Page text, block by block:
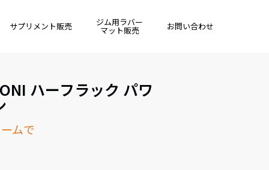
サプリメント販売 ジム用ラバー
マット販売 お問い合わせ
ハーフラック パワ
ムで